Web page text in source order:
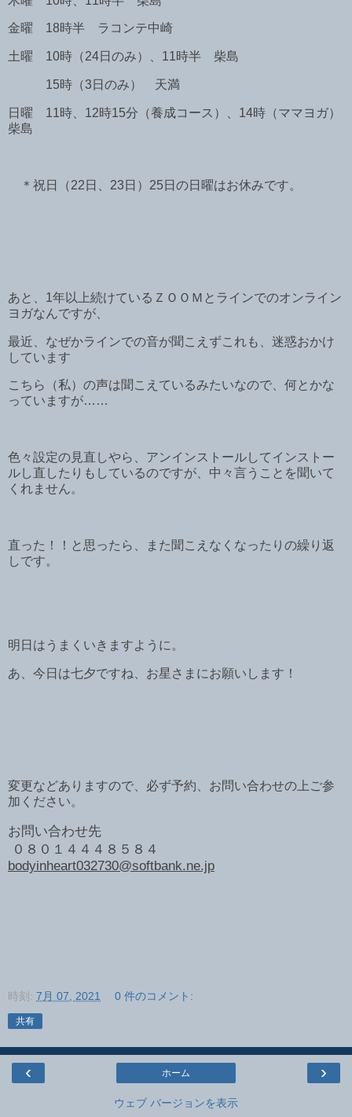
金曜 18時半 ラコンテ中崎
土曜 10時（24日のみ）、11時半 柴島
15時（3日のみ） 天満
日曜 11時、12時15分（養成コース）、14時（ママヨガ）
柴島
＊祝日（22日、23日）25日の日曜はお休みです。
あと、1年以上続けているＺＯＯＭとラインでのオンライン
ヨガなんですが、
最近、なぜかラインでの音が聞こえずこれも、迷惑おかけ
しています
こちら（私）の声は聞こえているみたいなので、何とかな
っていますが……
色々設定の見直しやら、アンインストールしてインストー
ルし直したりもしているのですが、中々言うことを聞いて
くれません。
直った！！と思ったら、また聞こえなくなったりの繰り返
しです。
明日はうまくいきますように。
あ、今日は七夕ですね、お星さまにお願いします！
変更などありますので、必ず予約、お問い合わせの上ご参
加ください。
お問い合わせ先
０８０１４４４８５８４
bodyinheart032730@softbank.ne.jp
時刻: 7月 07, 2021 0 件のコメント:
共有
‹ ›
ホーム
ウェブ バージョンを表示